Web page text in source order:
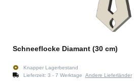
Schneeflocke Diamant (30 cm)
Knapper Lagerbestand
Lieferzeit: 3 - 7 Werktage Andere Lieferländer